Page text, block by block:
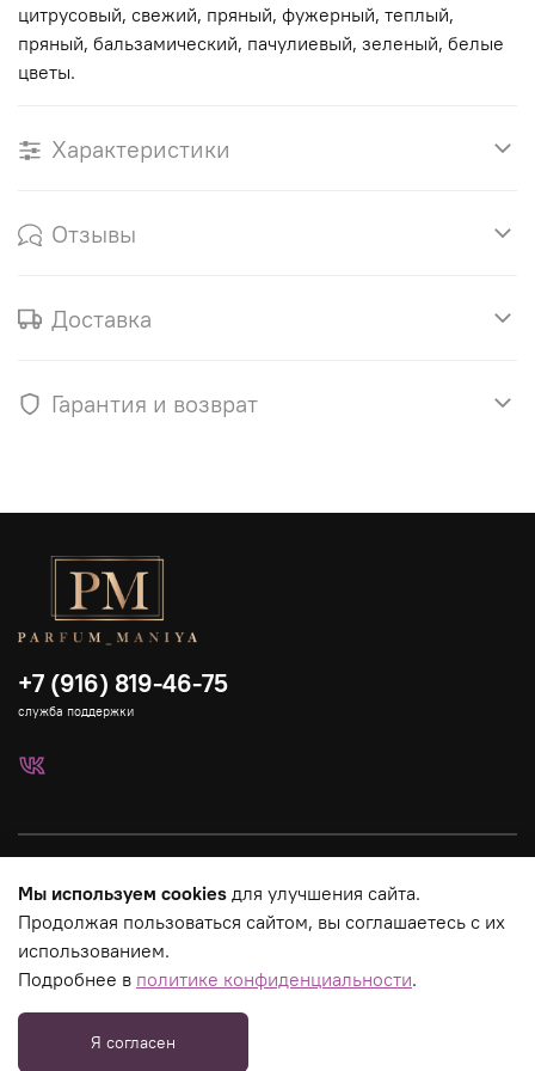
цитрусовый, свежий, пряный, фужерный, теплый,
пряный, бальзамический, пачулиевый, зеленый, белые
цветы.
Характеристики
Отзывы
Доставка
Гарантия и возврат
Страницы магазина
Юридическая информация
+7 (916) 819-46-75
служба поддержки
Мы используем cookies для улучшения сайта.
Продолжая пользоваться сайтом, вы соглашаетесь с их
использованием.
Подробнее в политике конфиденциальности.
Я согласен